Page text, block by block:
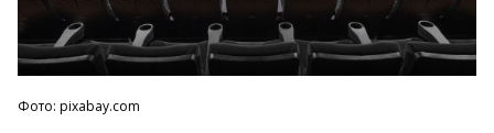
Фото: pixabay.com